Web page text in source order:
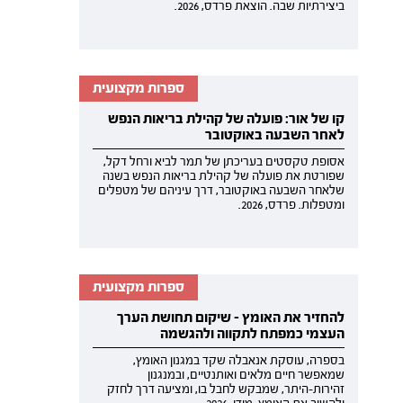
ביצירתיות שבה. הוצאת פרדס, 2026.
ספרות מקצועית
קו של אור: פועלה של קהילת בריאות הנפש
לאחר השבעה באוקטובר
אסופת טקסטים בעריכתן של תמר לביא ורחל דקל,
שפורטת את פועלה של קהילת בריאות הנפש בשנה
שלאחר השבעה באוקטובר, דרך עיניהם של מטפלים
ומטפלות. פרדס, 2026.
ספרות מקצועית
להחזיר את האומץ - שיקום תחושת הערך
העצמי כמפתח לתקווה ולהגשמה
בספרה, עוסקת אנאבלה שקד במגנון האומץ,
שמאפשר חיים מלאים ואותנטיים, ובמנגנון
זהירות-היתר, שמבקש לחבל בו, ומציעה דרך לחזק